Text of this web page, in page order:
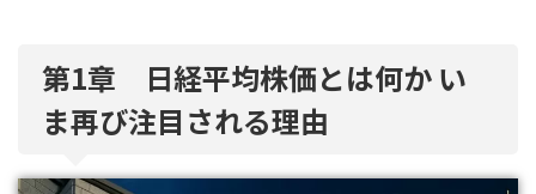
第1章 日経平均株価とは何か い
ま再び注目される理由